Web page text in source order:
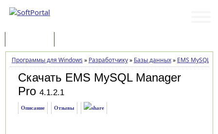
Программы для Windows » Разработчику» Базы данных» EMS MySQL
Скачать EMS MySQL Manager
Pro 4.1.2.1
Описание Отзывы